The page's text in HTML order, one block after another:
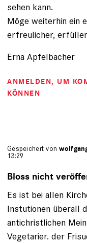
sehen kann.
Möge weiterhin ein
erfreulicher,
Erna Apfelbacher
ANMELDEN, UM
KÖNNEN
Gespeichert von
13:29
Bloss nicht
Es ist bei allen
Instutionen überall
antichristlichen
Vegetarier. der